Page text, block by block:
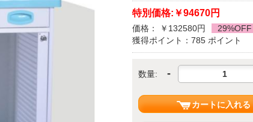
特別価格: ￥94670円
価格： ￥132580円
29%OFF
獲得ポイント：785 ポイント
数量: -
カートに入れる